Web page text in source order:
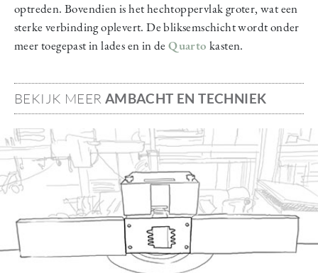
optreden. Bovendien is het hechtoppervlak groter, wat een
sterke verbinding oplevert. De bliksemschicht wordt onder
meer toegepast in lades en in deQuarto kasten.
BEKIJK MEER AMBACHT EN TECHNIEK
Image